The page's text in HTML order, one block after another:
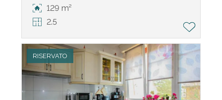
129 m²
2.5
RISERVATO